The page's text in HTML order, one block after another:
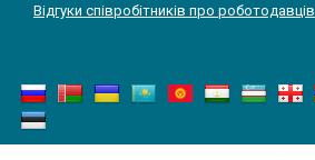
Відгуки співробітників про роботодавців